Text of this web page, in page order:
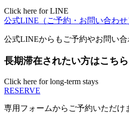
Click here for LINE
公式LINE（ご予約・お問い合わせ
公式LINEからもご予約やお問い合
長期滞在されたい方はこちら
Click here for long-term stays
RESERVE
専用フォームからご予約いただけ